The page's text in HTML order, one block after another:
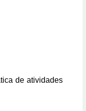
de atividades